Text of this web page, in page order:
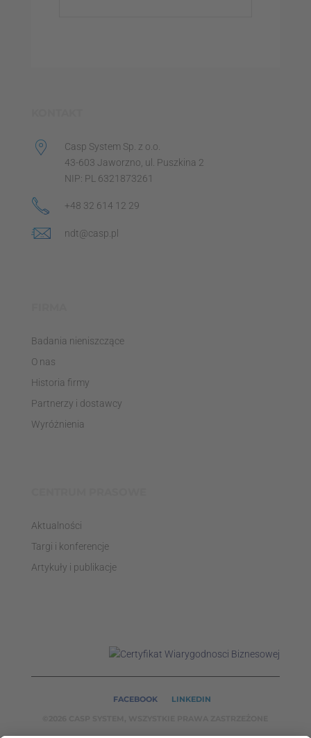
Casp System Sp. z o.o.
43-603 Jaworzno, ul. Puszkina 2
NIP: PL 6321873261
+48 32 614 12 29
ndt@casp.pl
Badania nieniszczące
O nas
Historia firmy
Partnerzy i dostawcy
Wyróżnienia
Aktualności
Targi i konferencje
Artykuły i publikacje
FACEBOOK
LINKEDIN